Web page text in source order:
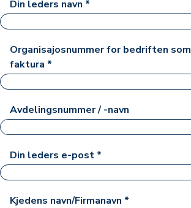
Din leders navn *
Organisajosnummer for bedriften
faktura *
Avdelingsnummer / -navn
Din leders e-post *
Kjedens navn/Firmanavn *